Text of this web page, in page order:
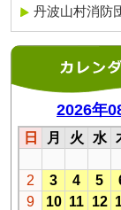
丹波山村消防